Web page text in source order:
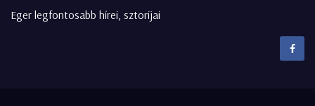
Eger legfontosabb hírei, sztorijai